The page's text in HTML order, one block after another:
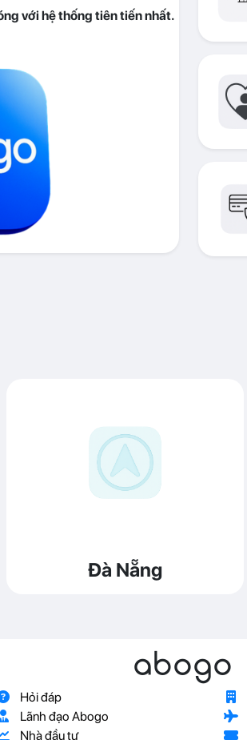
với hệ thống tiên tiến nhất.
Đà Nẵng
abogo
Hỏi đáp
Lãnh đạo Abogo
Nhà đầu tư